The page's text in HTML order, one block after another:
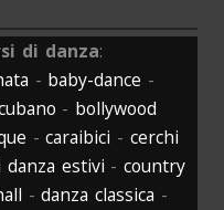
di danza:
- baby-dance -
- bollywood
-caraibici - cerchi
danza estivi - country
-danza classica -